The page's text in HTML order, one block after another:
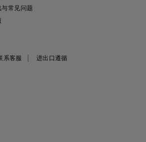
常见问题
系客服 进出口遵循